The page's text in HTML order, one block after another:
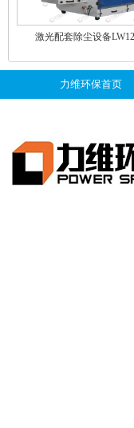
激光配套除尘设备
力维环保首页